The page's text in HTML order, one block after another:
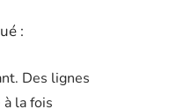
:
Des lignes
la fois